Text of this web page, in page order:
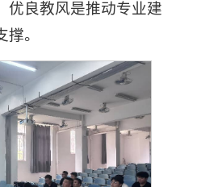
优良教风是推动专业建
。